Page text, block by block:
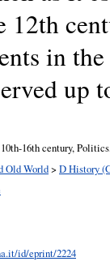
12th
in
up
16th century,
Old World> D History
id/eprint/2224